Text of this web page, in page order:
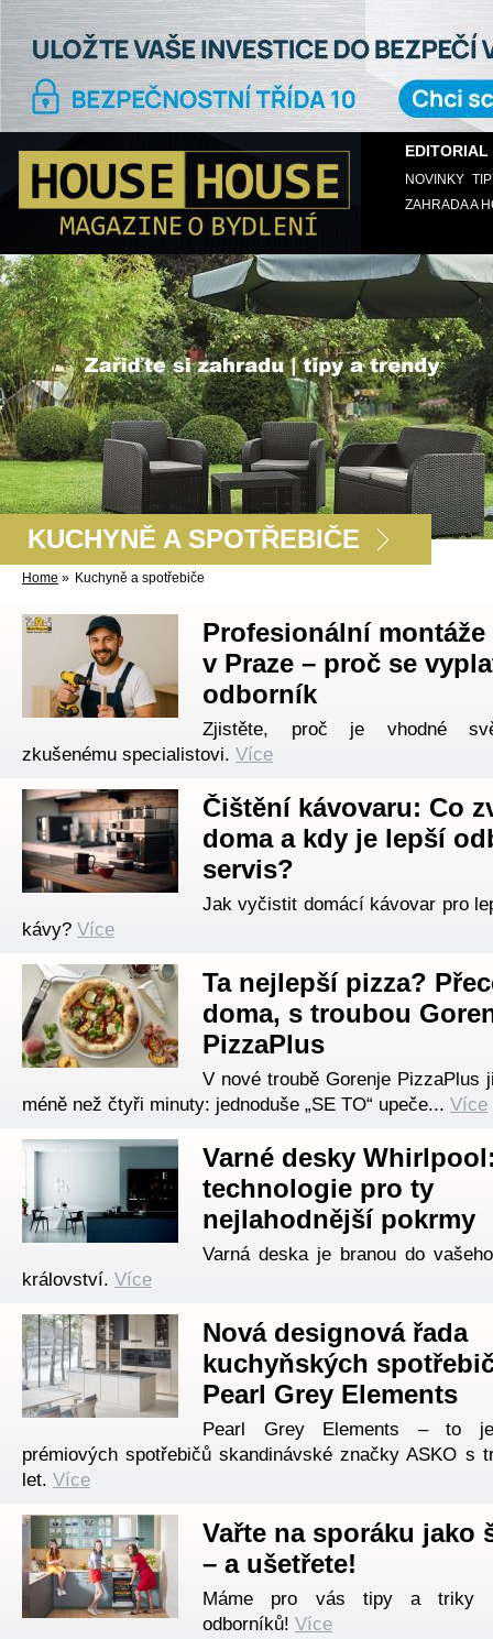
EDITORIAL
NOVINKY
ZAHRADA A
KUCHYNĚ A SPOTŘEBIČE
Home » Kuchyně a spotřebiče
Profesionální
v Praze – proč se
odborník
Zjistěte, proč je vhodné
zkušenému specialistovi. Více
Čištění kávovaru: Co
doma a kdy je lepší
servis?
Jak vyčistit domácí kávovar pro
kávy? Více
Ta nejlepší pizza?
doma, s troubou
PizzaPlus
V nové troubě Gorenje PizzaPlus
méně než čtyři minuty: jednoduše „SE TO“ upeče... Více
Varné desky
technologie pro ty
nejlahodnější pokrmy
Varná deska je branou do
království. Více
Nová designová řada
kuchyňských
Pearl Grey Elements
Pearl Grey Elements – to
prémiových spotřebičů skandinávské značky ASKO s
let. Více
Vařte na sporáku jako
– a ušetřete!
Máme pro vás tipy a triky i
odborníků! Více